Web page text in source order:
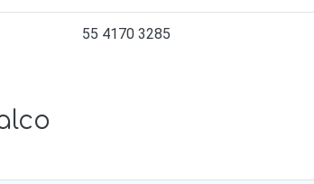
55 4170 3285